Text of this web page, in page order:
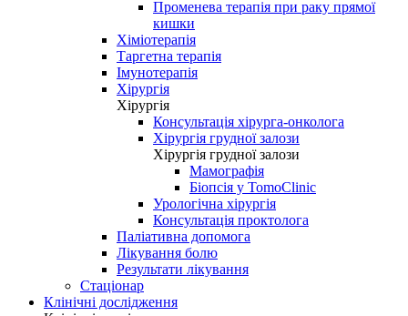
Променева терапія при раку прямої
кишки
Хіміотерапія
Таргетна терапія
Імунотерапія
Хірургія
Хірургія
Консультація хірурга-онколога
Хірургія грудної залози
Хірургія грудної залози
Мамографія
Біопсія у TomoClinic
Урологічна хірургія
Консультація проктолога
Паліативна допомога
Лікування болю
Результати лікування
Стаціонар
Клінічні дослідження